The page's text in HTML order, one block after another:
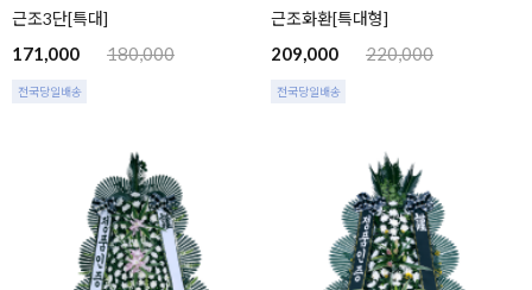
근조3단[특대]
171,000 180,000
전국당일배송
근조화환[특대형]
209,000 220,000
전국당일배송